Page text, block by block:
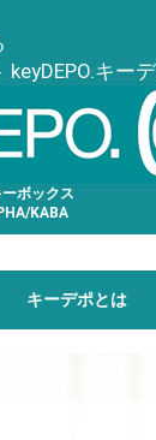
キー
ボックス
KABA
キーデポとは